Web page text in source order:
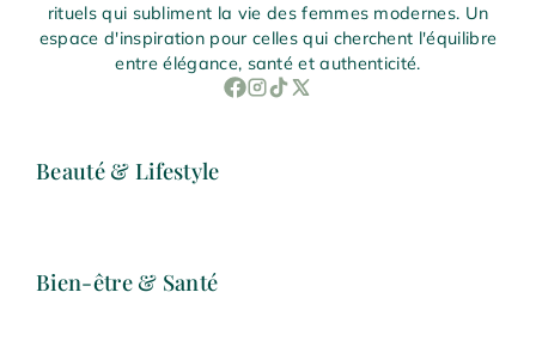
rituels qui subliment la vie des femmes modernes. Un
espace d'inspiration pour celles qui cherchent l'équilibre
entre élégance, santé et authenticité.
Beauté & Lifestyle
Bien-être & Santé